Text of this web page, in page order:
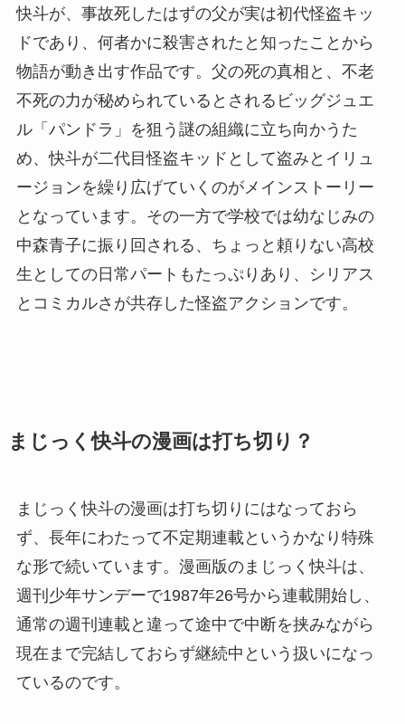
快斗が、事故死したはずの父が実は初代怪盗キッ
ドであり、何者かに殺害されたと知ったことから
物語が動き出す作品です。父の死の真相と、不老
不死の力が秘められているとされるビッグジュエ
ル「パンドラ」を狙う謎の組織に立ち向かうた
め、快斗が二代目怪盗キッドとして盗みとイリュ
ージョンを繰り広げていくのがメインストーリー
となっています。その一方で学校では幼なじみの
中森青子に振り回される、ちょっと頼りない高校
生としての日常パートもたっぷりあり、シリアス
とコミカルさが共存した怪盗アクションです。
まじっく快斗の漫画は打ち切り？
まじっく快斗の漫画は打ち切りにはなっておら
ず、長年にわたって不定期連載というかなり特殊
な形で続いています。漫画版のまじっく快斗は、
週刊少年サンデーで1987年26号から連載開始し、
通常の週刊連載と違って途中で中断を挟みながら
現在まで完結しておらず継続中という扱いになっ
ているのです。